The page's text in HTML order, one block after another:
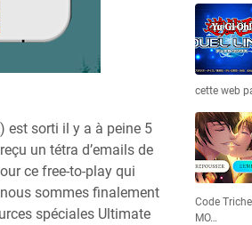
est sorti il y a à peine 5
un tétra d’emails de
ce free-to-play qui
sommes finalement
spéciales Ultimate
cette web
Code
MO…